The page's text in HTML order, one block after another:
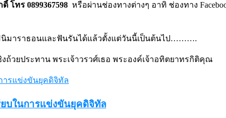
โทร 0899367598 หรือผ่านช่องทางต่างๆ อาทิ ช่องทาง
มาราธอนและฟันรันได้แล้วตั้งแต่วันนี้เป็นต้นไป……….
วยประทาน พระเจ้าวรวศ์เธอ พระองค์เจ้าอทิตยาทรกิติคุณ
บในการแข่งขันยุคดิจิทัล